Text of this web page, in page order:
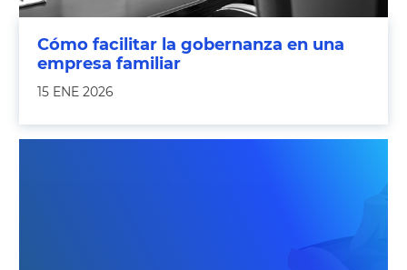
Cómo facilitar la gobernanza en una
empresa familiar
15 ENE 2026